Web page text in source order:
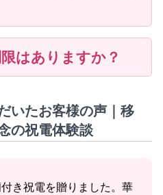
はありますか？
いたお客様の声｜移
の祝電体験談
き祝電を贈りました。華